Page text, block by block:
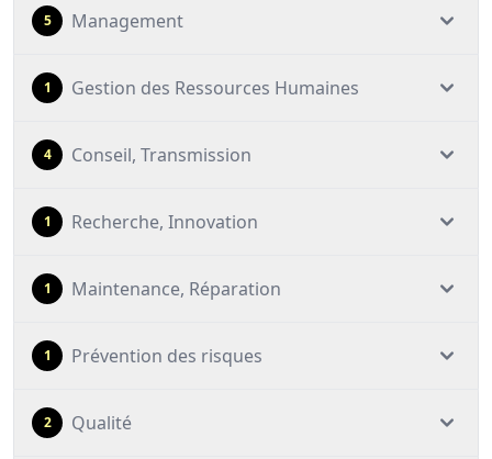
5 Management
1 Gestion des Ressources Humaines
4 Conseil, Transmission
1 Recherche, Innovation
1 Maintenance, Réparation
1 Prévention des risques
2 Qualité